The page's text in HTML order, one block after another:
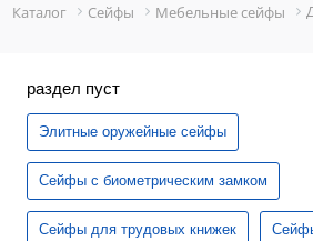
Каталог Сейфы Мебельные сейфы
раздел пуст
Элитные оружейные сейфы
Сейфы с биометрическим замком
Сейфы для трудовых книжек